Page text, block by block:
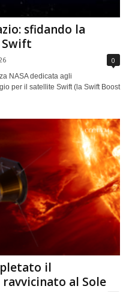
sfidando la
0
NASA dedicata agli
per il satellite Swift (la Swift Boost
il
al Sole